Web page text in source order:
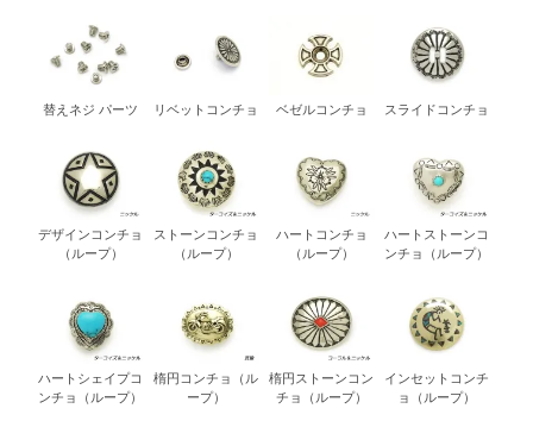
替えネジ パーツ リベットコンチョ ベゼルコンチョ スライドコンチョ
デザインコンチョ
（ループ）
ストーンコンチョ
（ループ）
ハートコンチョ
（ループ）
ハートストーンコ
ンチョ（ループ）
ハートシェイプコ
ンチョ（ループ）
楕円コンチョ（ル
ープ）
楕円ストーンコン
チョ（ループ）
インセットコンチ
ョ（ループ）